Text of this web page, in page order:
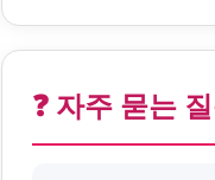
❓ 자주 묻는